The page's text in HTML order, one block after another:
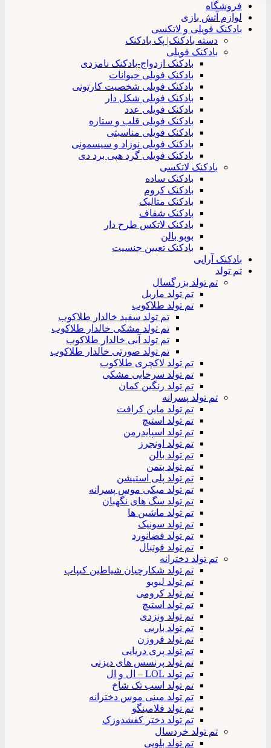
فروشگاه
لوازم آتش بازی
بادکنک فویلی و لاتکسی
دسته بادکنک| پک بادکنک
بادکنک فویلی
بادکنک ازدواج-بادکنک نامزدی
بادکنک فویلی حیوانات
بادکنک فویلی شخصیت کارتونی
بادکنک فویلی شکل دار
بادکنک فویلی عدد
بادکنک فویلی قلب و ستاره
بادکنک فویلی مناسبتی
بادکنک فویلی نوزاد و سیسمونی
بادکنک فویلی گرد هپی برد دی
بادکنک لاتکسی
بادکنک ساده
بادکنک کروم
بادکنک متالیک
بادکنک شفاف
بادکنک لاتکس طرح دار
بوبو بالن
بادکنک تعیین جنسیت
بادکنک آرایی
تم تولد
تم تولد بزرگسال
تم تولد ماربل
تم تولد طلاکوب
تم تولد سفید خالدار طلاکوب
تم تولد مشکی خالدار طلاکوب
تم تولد آبی خالدار طلاکوب
تم تولد صورتی خالدار طلاکوب
تم تولد لاکچری طلاکوب
تم تولد سرخابی مشکی
تم تولد رنگین کمان
تم تولد پسرانه
تم تولد ماین کرافت
تم تولد استیچ
تم تولد اسپایدرمن
تم تولد اونجرز
تم تولد بالن
تم تولد بتمن
تم تولد پلی استیشن
تم تولد میکی موس پسرانه
تم تولد سگ های نگهبان
تم تولد ماشین ها
تم تولد سونیک
تم تولد فضانورد
تم تولد فوتبال
تم تولد دخترانه
تم تولد شکارچیان شیاطین کیپاپ
تم تولد لبوبو
تم تولد کرومی
تم تولد استیچ
تم تولد ونزدی
تم تولد باربی
تم تولد فروزن
تم تولد پری دریایی
تم تولد پرنسس های دیزنی
تم تولد LOL – ال و ال
تم تولد اسب تک شاخ
تم تولد مینی موس دخترانه
تم تولد فلامینگو
تم تولد دختر کفشدوزک
تم تولد خردسال
تم تولد بلویی